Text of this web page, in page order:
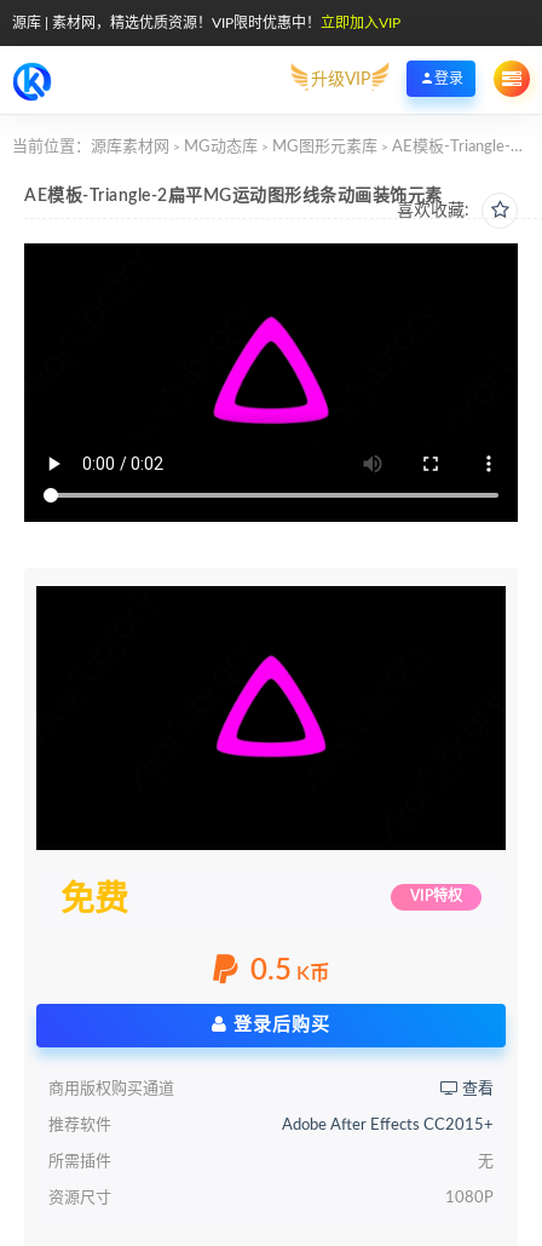
源库 | 素材网，精选优质资源！VIP限时优惠中！ 立即加入VIP
升级VIP 登录
当前位置： 源库素材网 > MG动态库 > MG图形元素库 > AE模板-Triangle-2扁平MG运动图形线条动画装饰元素
喜欢收藏:
AE模板-Triangle-2扁平MG运动图形线条动画装饰元素
免费 VIP特权
0.5 K币
登录后购买
商用版权购买通道 查看
推荐软件 Adobe After Effects CC2015+
所需插件 无
资源尺寸 1080P